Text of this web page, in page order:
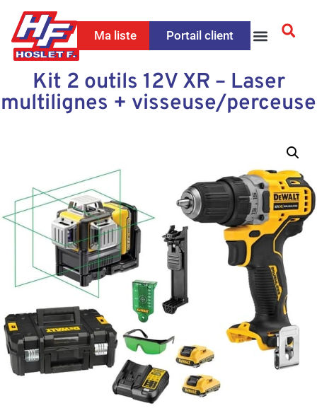
Ma liste Portail client
Kit 2 outils 12V XR – Laser
multilignes + visseuse/perceuse